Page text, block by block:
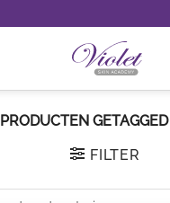
PRODUCTEN
FILTER